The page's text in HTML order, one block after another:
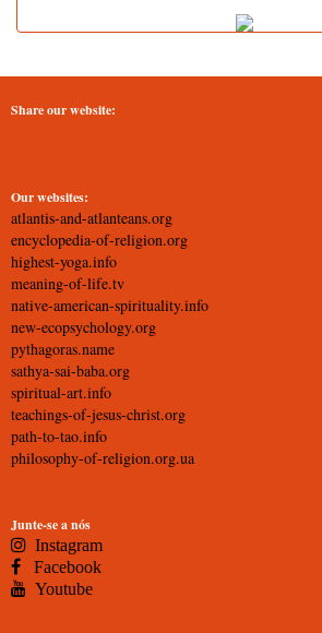
Share our website:
Our websites:
atlantis-and-atlanteans.org
encyclopedia-of-religion.org
highest-yoga.info
meaning-of-life.tv
native-american-spirituality.info
new-ecopsychology.org
pythagoras.name
sathya-sai-baba.org
spiritual-art.info
teachings-of-jesus-christ.org
path-to-tao.info
philosophy-of-religion.org.ua
Junte-se a nós
Instagram
Facebook
Youtube